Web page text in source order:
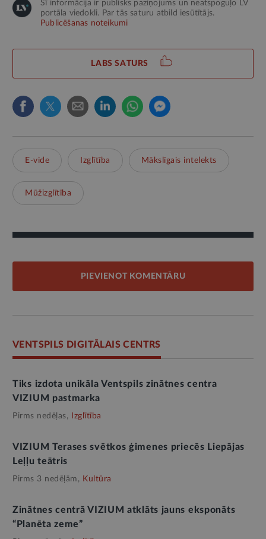
Šī informācija ir publisks paziņojums un neatspoguļo LV
portāla viedokli. Par tās saturu atbild iesūtītājs.
Publicēšanas noteikumi
LABS SATURS
E-vide Izglītība Mākslīgais intelekts
Mūžizglītība
PIEVIENOT KOMENTĀRU
VENTSPILS DIGITĀLAIS CENTRS
Tiks izdota unikāla Ventspils zinātnes centra
VIZIUM pastmarka
Pirms nedēļas, Izglītība
VIZIUM Terases svētkos ģimenes priecēs Liepājas
Leļļu teātris
Pirms 3 nedēļām, Kultūra
Zinātnes centrā VIZIUM atklāts jauns eksponāts
“Planēta zeme”